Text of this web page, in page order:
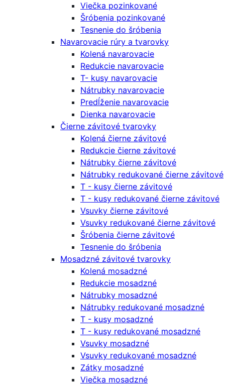
Viečka pozinkované
Šróbenia pozinkované
Tesnenie do šróbenia
Navarovacie rúry a tvarovky
Kolená navarovacie
Redukcie navarovacie
T- kusy navarovacie
Nátrubky navarovacie
Predĺženie navarovacie
Dienka navarovacie
Čierne závitové tvarovky
Kolená čierne závitové
Redukcie čierne závitové
Nátrubky čierne závitové
Nátrubky redukované čierne závitové
T - kusy čierne závitové
T - kusy redukované čierne závitové
Vsuvky čierne závitové
Vsuvky redukované čierne závitové
Šróbenia čierne závitové
Tesnenie do šróbenia
Mosadzné závitové tvarovky
Kolená mosadzné
Redukcie mosadzné
Nátrubky mosadzné
Nátrubky redukované mosadzné
T - kusy mosadzné
T - kusy redukované mosadzné
Vsuvky mosadzné
Vsuvky redukované mosadzné
Zátky mosadzné
Viečka mosadzné